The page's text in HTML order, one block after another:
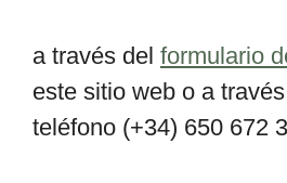
a través del formulario
este sitio web o a
teléfono (+34) 650 672